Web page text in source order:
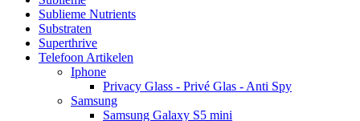
Sublieme Nutrients
Substraten
Superthrive
Telefoon Artikelen
Iphone
Privacy Glass - Privé Glas - Anti Spy
Samsung
Samsung Galaxy S5 mini